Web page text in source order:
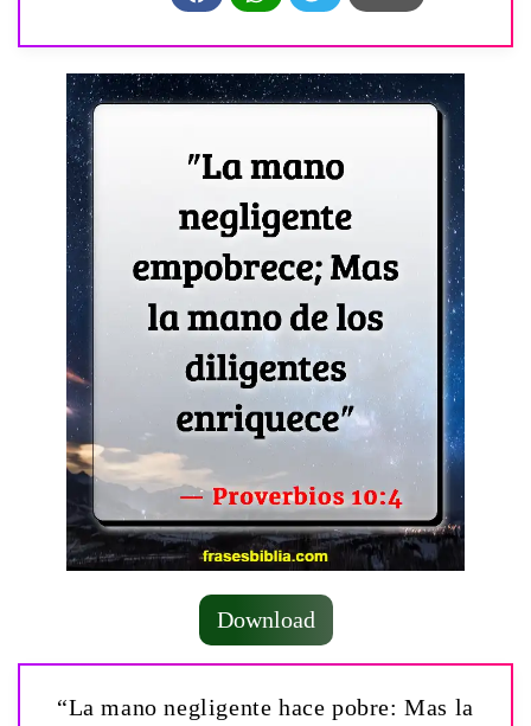
Download
“La mano negligente hace pobre: Mas la